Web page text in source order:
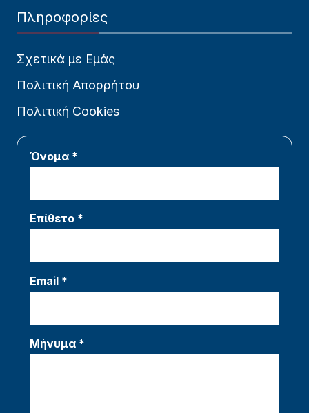
Πληροφορίες
Σχετικά με Εμάς
Πολιτική Απορρήτου
Πολιτική Cookies
Όνομα *
Επίθετο *
Email *
Μήνυμα *